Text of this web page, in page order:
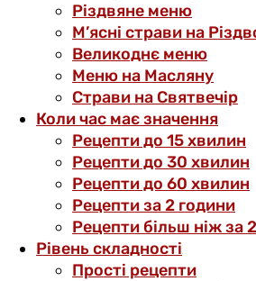
Різдвяне меню
М’ясні страви на
Великоднє меню
Меню на Масляну
Страви на Святвечір
Коли час має значення
Рецепти до 15 хвилин
Рецепти до 30 хвилин
Рецепти до 60 хвилин
Рецепти за 2 години
Рецепти більш ніж за
Рівень складності
Прості рецепти